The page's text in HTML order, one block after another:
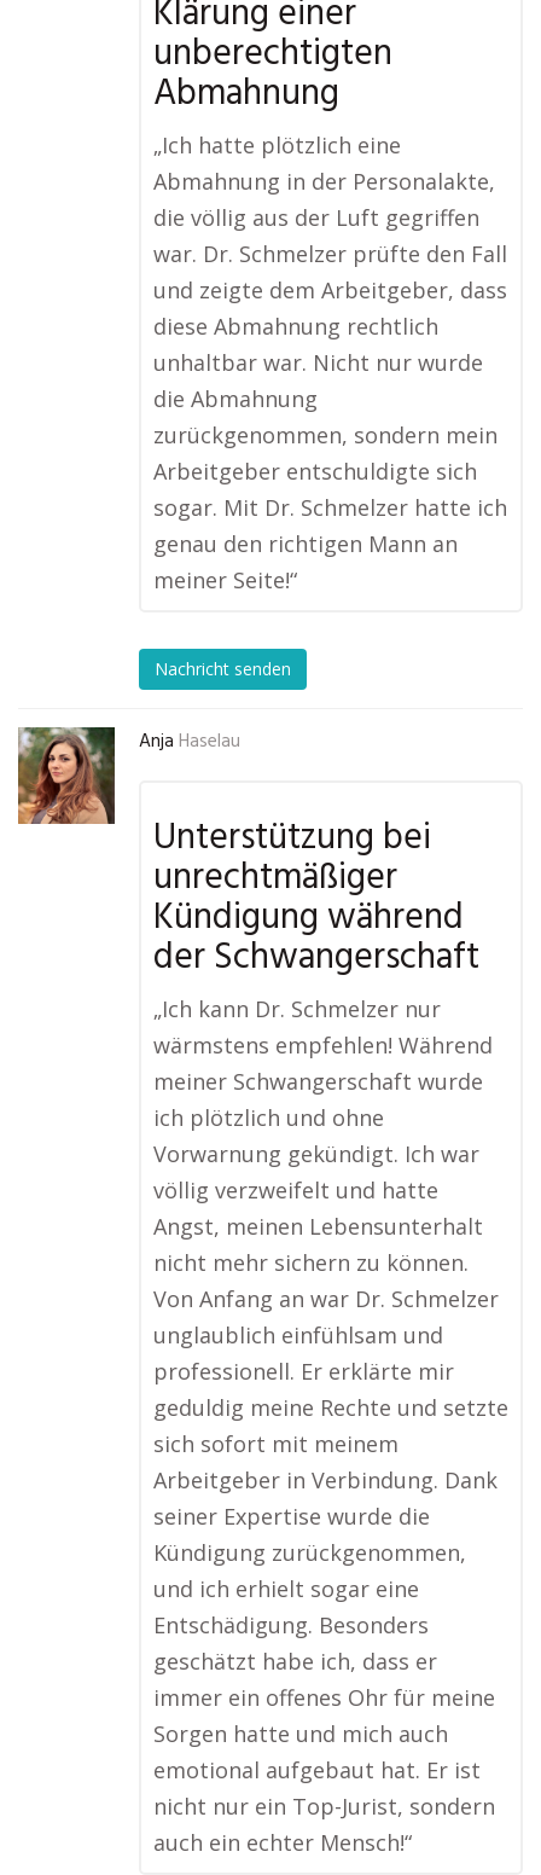
Klärung einer
unberechtigten
Abmahnung
„Ich hatte plötzlich eine
Abmahnung in der Personalakte,
die völlig aus der Luft gegriffen
war. Dr. Schmelzer prüfte den Fall
und zeigte dem Arbeitgeber, dass
diese Abmahnung rechtlich
unhaltbar war. Nicht nur wurde
die Abmahnung
zurückgenommen, sondern mein
Arbeitgeber entschuldigte sich
sogar. Mit Dr. Schmelzer hatte ich
genau den richtigen Mann an
meiner Seite!“
Nachricht senden
Anja Haselau
Unterstützung bei
unrechtmäßiger
Kündigung während
der Schwangerschaft
„Ich kann Dr. Schmelzer nur
wärmstens empfehlen! Während
meiner Schwangerschaft wurde
ich plötzlich und ohne
Vorwarnung gekündigt. Ich war
völlig verzweifelt und hatte
Angst, meinen Lebensunterhalt
nicht mehr sichern zu können.
Von Anfang an war Dr. Schmelzer
unglaublich einfühlsam und
professionell. Er erklärte mir
geduldig meine Rechte und setzte
sich sofort mit meinem
Arbeitgeber in Verbindung. Dank
seiner Expertise wurde die
Kündigung zurückgenommen,
und ich erhielt sogar eine
Entschädigung. Besonders
geschätzt habe ich, dass er
immer ein offenes Ohr für meine
Sorgen hatte und mich auch
emotional aufgebaut hat. Er ist
nicht nur ein Top-Jurist, sondern
auch ein echter Mensch!“